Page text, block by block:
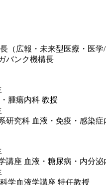
（広報・未来型医療・医学/
バンク機構長
腫瘍内科 教授
研究科 血液・免疫・感染症
講座 血液・糖尿病・内分泌
学血液学講座 特任教授